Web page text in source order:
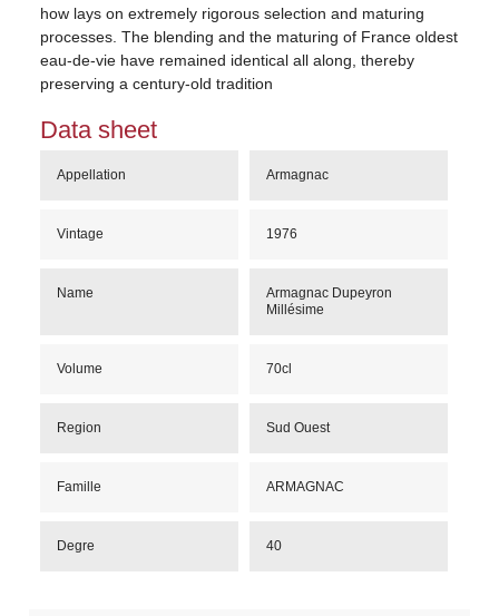
how lays on extremely rigorous selection and maturing
processes. The blending and the maturing of France oldest
eau-de-vie have remained identical all along, thereby
preserving a century-old tradition
Data sheet
Appellation Armagnac
Vintage 1976
Name
Armagnac Dupeyron
Millésime
Volume 70cl
Region Sud Ouest
Famille ARMAGNAC
Degre 40